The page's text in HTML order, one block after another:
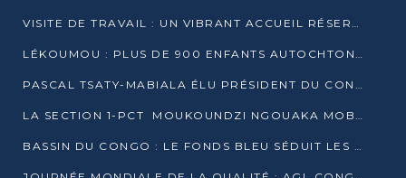
VISITE DE TRAVAIL : UN VIBRANT ACCUEIL RÉSERVÉ À DENIS SASSOU-N’GUESSO PAR L’ASSOCIATION « LES AMIS DE WOMO »
LÉKOUMOU : PLUS DE 900 ENFANTS AUTOCHTONES REÇOIVENT DES KITS SCOLAIRES GRÂCE À L’ESPACE OPOKO
PASCAL TSATY-MABIALA ÉLU PRÉSIDENT DU CONSEIL NATIONAL DE L’UPADS
LA SECTION 1-PCT MOUKOUNDZI NGOUAKA MOBILISE 100 000 FCFA POUR LE 6ᵉ CONGRÈS DU PARTI
BASSIN DU CONGO : LE FONDS BLEU SÉDUIT LES BAILLEURS À BELÉM